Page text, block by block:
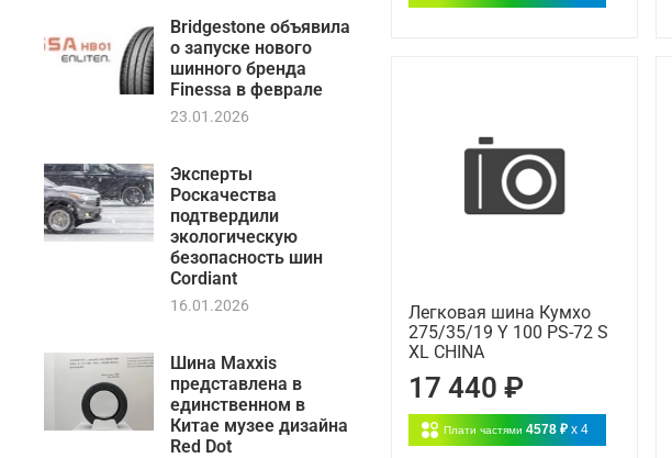
Легковая шина Кумхо
275/35/19 Y 100 PS-72 S
XL CHINA
17 440 ₽
Плати частями 4578 ₽ x 4
Bridgestone объявила
о запуске нового
шинного бренда
Finessa в феврале
23.01.2026
Эксперты
Роскачества
подтвердили
экологическую
безопасность шин
Cordiant
16.01.2026
Шина Maxxis
представлена в
единственном в
Китае музее дизайна
Red Dot